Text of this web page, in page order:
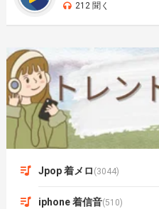
212 聞く
Jpop 着メロ (3044)
iphone 着信音(510)